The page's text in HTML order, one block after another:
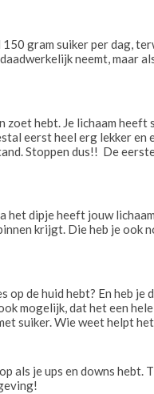
gram suiker per dag,
neemt, maar
zoet hebt. Je lichaam
eerst heel erg lekker
Stoppen dus!! De
het dipje heeft jouw
krijgt. Die heb je ook
de huid hebt? En heb
mogelijk, dat het een
suiker. Wie weet helpt het.
als je ups en downs